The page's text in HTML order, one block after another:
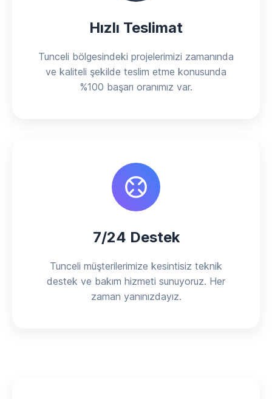
Hızlı Teslimat
Tunceli bölgesindeki projelerimizi zamanında
ve kaliteli şekilde teslim etme konusunda
%100 başarı oranımız var.
7/24 Destek
Tunceli müşterilerimize kesintisiz teknik
destek ve bakım hizmeti sunuyoruz. Her
zaman yanınızdayız.